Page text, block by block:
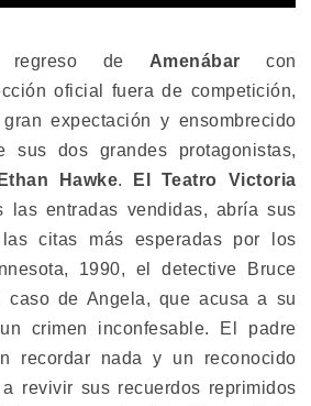
regreso de Amenábar con
oficial fuera de competición,
expectación y ensombrecido
sus dos grandes protagonistas,
Hawke.
El Teatro Victoria
las entradas vendidas, abría sus
citas más esperadas por los
1990, el detective Bruce
caso de Angela, que acusa a su
crimen inconfesable. El padre
recordar nada y un reconocido
revivir sus recuerdos reprimidos